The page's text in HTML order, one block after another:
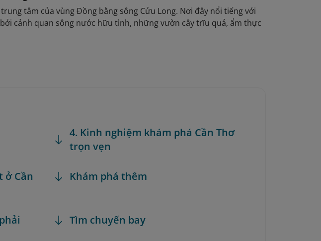
tâm của vùng Đồng bằng sông Cửu Long. Nơi đây nổi tiếng với
cảnh quan sông nước hữu tình, những vườn cây trĩu quả, ẩm thực
ở Cần
4. Kinh nghiệm khám phá Cần Thơ
trọn vẹn
Khám phá thêm
Tìm chuyến bay